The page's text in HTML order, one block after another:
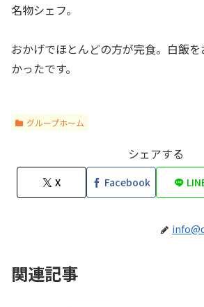
名物シェフ。
おかげでほとんどの方が完食。白飯
かったです。
グループホーム
シェアする
X Facebook
関連記事